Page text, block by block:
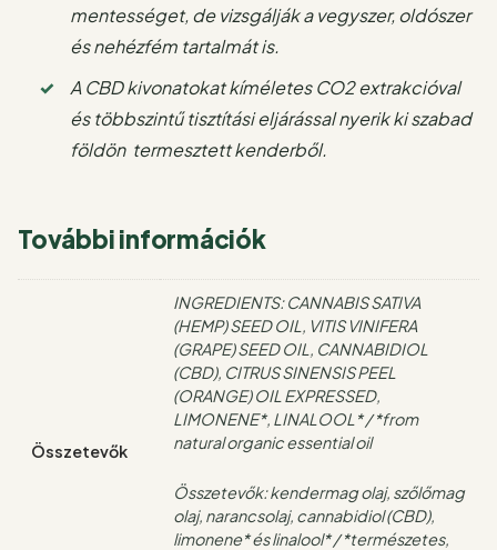
mentességet, de vizsgálják a vegyszer, oldószer
és nehézfém tartalmát is.
A CBD kivonatokat kíméletes CO2 extrakcióval
és többszintű tisztítási eljárással nyerik kiszabad
földön termesztett kenderből.
További információk
Összetevők
INGREDIENTS: CANNABIS SATIVA
(HEMP) SEED OIL, VITIS VINIFERA
(GRAPE) SEED OIL, CANNABIDIOL
(CBD), CITRUS SINENSIS PEEL
(ORANGE) OIL EXPRESSED,
LIMONENE*, LINALOOL* / *from
natural organic essential oil
Összetevők: kendermag olaj, szőlőmag
olaj, narancsolaj, cannabidiol (CBD),
limonene* és linalool* / *természetes,